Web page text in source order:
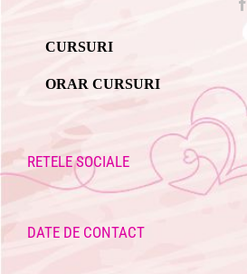
CURSURI
ORAR CURSURI
RETELE SOCIALE
DATE DE CONTACT